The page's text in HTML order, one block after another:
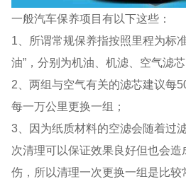
一般汽车保养项目有以下这些：
1、所谓常规保养指按照里程为标
油”，分别为机油、机滤、空气滤
2、两组与空气有关的滤芯建议每
每一万公里更换一组；
3、因为纸质材料的空滤会随着过
次清理可以保证效果良好但也会造
伤，所以清理一次更换一组是比较